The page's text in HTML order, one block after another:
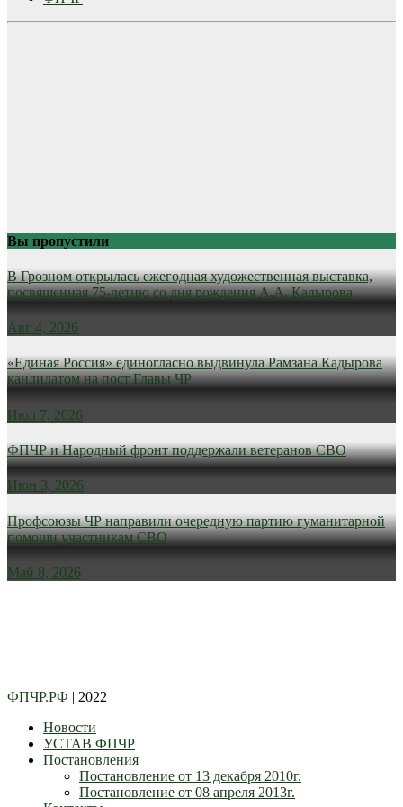
Вы пропустили
В Грозном открылась ежегодная художественная выставка,
посвященная 75-летию со дня рождения А.А. Кадырова
Авг 4, 2026
«Единая Россия» единогласно выдвинула Рамзана Кадырова
кандидатом на пост Главы ЧР
Июл 7, 2026
ФПЧР и Народный фронт поддержали ветеранов СВО
Июн 3, 2026
Профсоюзы ЧР направили очередную партию гуманитарной
помощи участникам СВО
Май 8, 2026
ФПЧР.РФ | 2022
Новости
УСТАВ ФПЧР
Постановления
Постановление от 13 декабря 2010г.
Постановление от 08 апреля 2013г.